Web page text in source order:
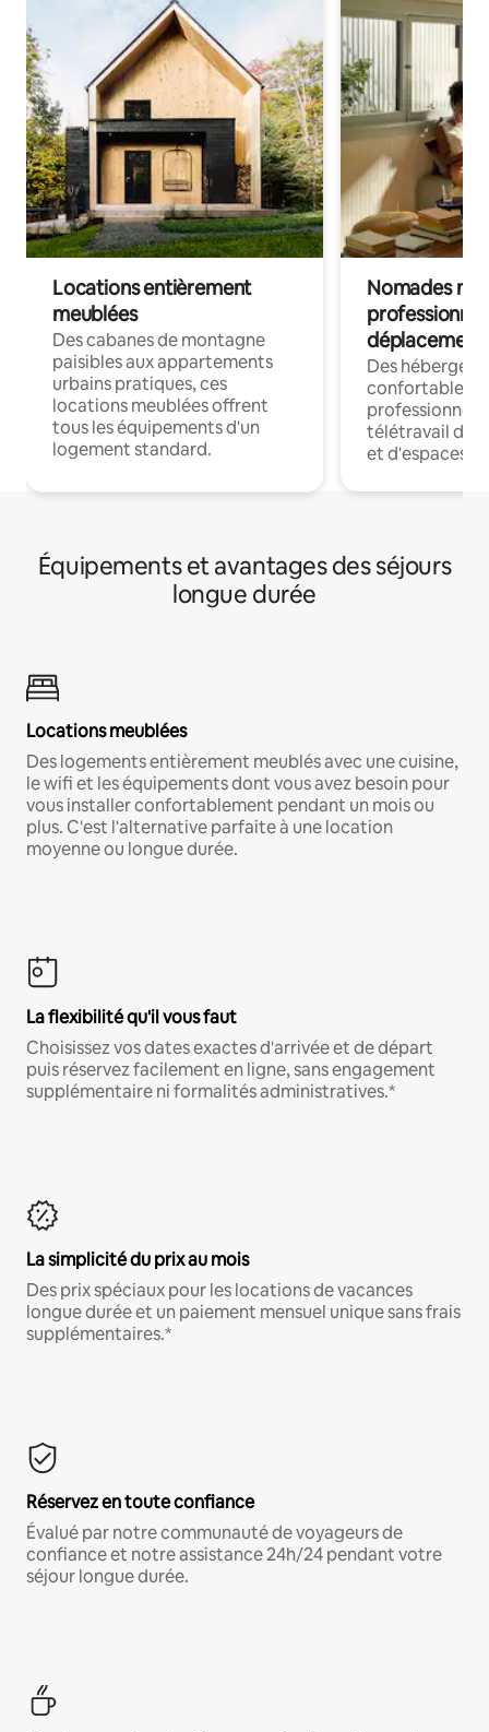
Locations entièrement
meublées
Des cabanes de montagne
paisibles aux appartements
urbains pratiques, ces
locations meublées offrent
tous les équipements d'un
logement standard.
Nomades
déplacement
Des
confortables
professionnels
télétravail
et d'espaces
Équipements et avantages des séjours
longue durée
Locations meublées
Des logements entièrement meublés avec une cuisine,
le wifi et les équipements dont vous avez besoin pour
vous installer confortablement pendant un mois ou
plus. C'est l'alternative parfaite à une location
moyenne ou longue durée.
La flexibilité qu'il vous faut
Choisissez vos dates exactes d'arrivée et de départ
puis réservez facilement en ligne, sans engagement
supplémentaire ni formalités administratives.*
La simplicité du prix au mois
Des prix spéciaux pour les locations de vacances
longue durée et un paiement mensuel unique sans frais
supplémentaires.*
Réservez en toute confiance
Évalué par notre communauté de voyageurs de
confiance et notre assistance 24h/24 pendant votre
séjour longue durée.